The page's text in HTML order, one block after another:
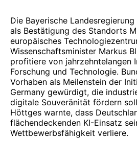
Die Bayerische
als Bestätigung des Standorts
europäisches
Wissenschaftsminister Markus
profitiere von jahrzehntelangen
Forschung und Technologie.
Vorhaben als Meilenstein der
Germany gewürdigt, die
digitale Souveränität fördern
Höttges warnte, dass
flächendeckenden KI-Einsatz
Wettbewerbsfähigkeit verliere.